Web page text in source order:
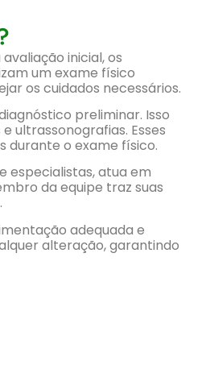
inicial, os
um exame físico
os cuidados necessários.
preliminar. Isso
ultrassonografias. Esses
durante o exame físico.
especialistas, atua em
da equipe traz suas
adequada e
alteração, garantindo